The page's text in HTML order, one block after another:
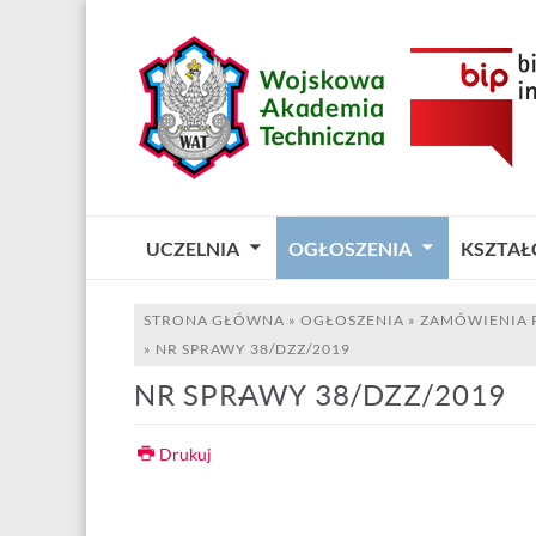
UCZELNIA OGŁOSZENIA
STRONA GŁÓWNA » OGŁOSZENIA » ZAMÓWIENIA
» NR SPRAWY 38/DZZ/2019
NR SPRAWY 38/DZZ/2019
Drukuj